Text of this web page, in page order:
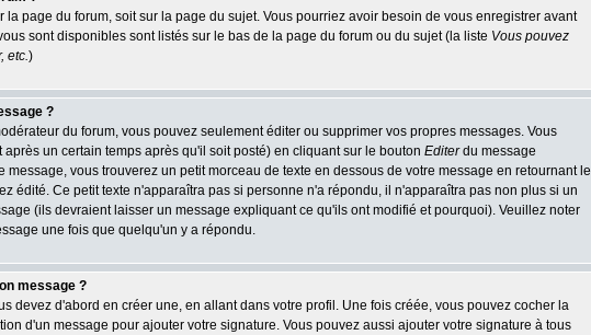
page du forum, soit sur la page du sujet. Vous pourriez avoir besoin de vous enregistrer avant
sont disponibles sont listés sur le bas de la page du forum ou du sujet (la liste Vous pouvez
etc.)
?
du forum, vous pouvez seulement éditer ou supprimer vos propres messages. Vous
un certain temps après qu'il soit posté) en cliquant sur le bouton Editerdu message
vous trouverez un petit morceau de texte en dessous de votre message en retournant le
édité. Ce petit texte n'apparaîtra pas si personne n'a répondu, il n'apparaîtra pas non plus si un
(ils devraient laisser un message expliquant ce qu'ils ont modifié et pourquoi). Veuillez noter
une fois que quelqu'un y a répondu.
message ?
devez d'abord en créer une, en allant dans votre profil. Une fois créée, vous pouvez cocher la
d'un message pour ajouter votre signature. Vous pouvez aussi ajouter votre signature à tous